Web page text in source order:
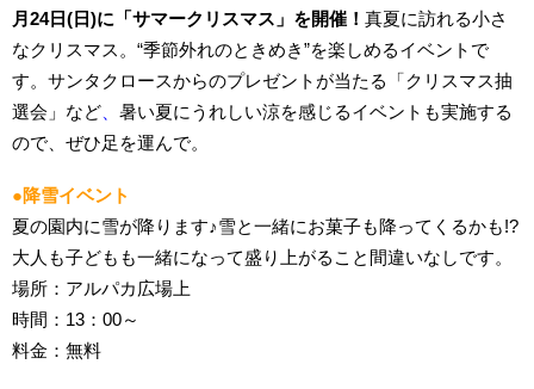
月24日(日)に「サマークリスマス」を開催！真夏に訪れる小さ
なクリスマス。“季節外れのときめき”を楽しめるイベントで
す。サンタクロースからのプレゼントが当たる「クリスマス抽
選会」など 、暑い夏にうれしい涼を感じるイベントも実施する
ので、ぜひ足を運んで。
●降雪イベント
夏の園内に雪が降ります♪雪と一緒にお菓子も降ってくるかも!?
大人も子どもも一緒になって盛り上がること間違いなしです。
場所：アルパカ広場上
時間：13：00～
料金：無料